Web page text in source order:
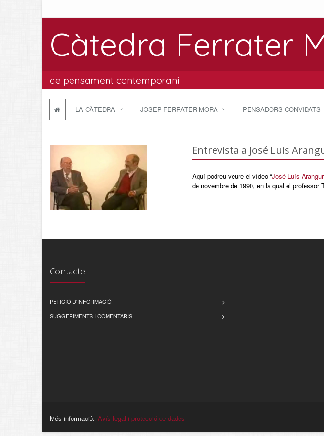
Càtedra Ferrater
de pensament contemporani
LA CÀTEDRA JOSEP FERRATER MORA PENSADORS CONVIDATS
Entrevista a José Luis
Aquí podreu veure el vídeo “José Luís
de novembre de 1990, en la qual el professor
Contacte
PETICIÓ D'INFORMACIÓ
SUGGERIMENTS I COMENTARIS
Més informació: Avís legal i protecció de dades